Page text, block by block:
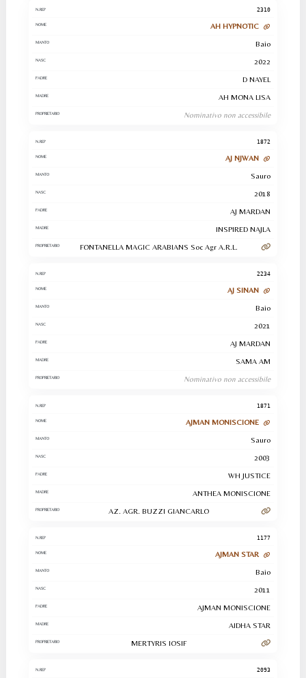
2310
AH HYPNOTIC
Baio
2022
D NAYEL
AH MONA LISA
Nominativo non accessibile
1872
AJ NJWAN
Sauro
2018
AJ MARDAN
INSPIRED NAJLA
FONTANELLA MAGIC ARABIANS Soc Agr A.R.L.
2234
AJ SINAN
Baio
2021
AJ MARDAN
SAMA AM
Nominativo non accessibile
1871
AJMAN MONISCIONE
Sauro
2003
WH JUSTICE
ANTHEA MONISCIONE
AZ. AGR. BUZZI GIANCARLO
1177
AJMAN STAR
Baio
2011
AJMAN MONISCIONE
AIDHA STAR
MERTYRIS IOSIF
2093